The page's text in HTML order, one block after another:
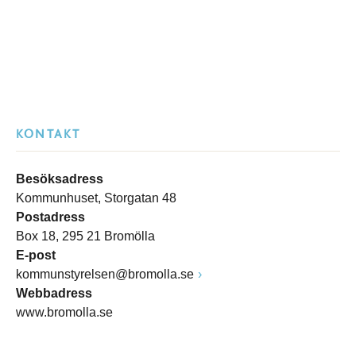
KONTAKT
Besöksadress
Kommunhuset, Storgatan 48
Postadress
Box 18, 295 21 Bromölla
E-post
kommunstyrelsen@bromolla.se
Webbadress
www.bromolla.se